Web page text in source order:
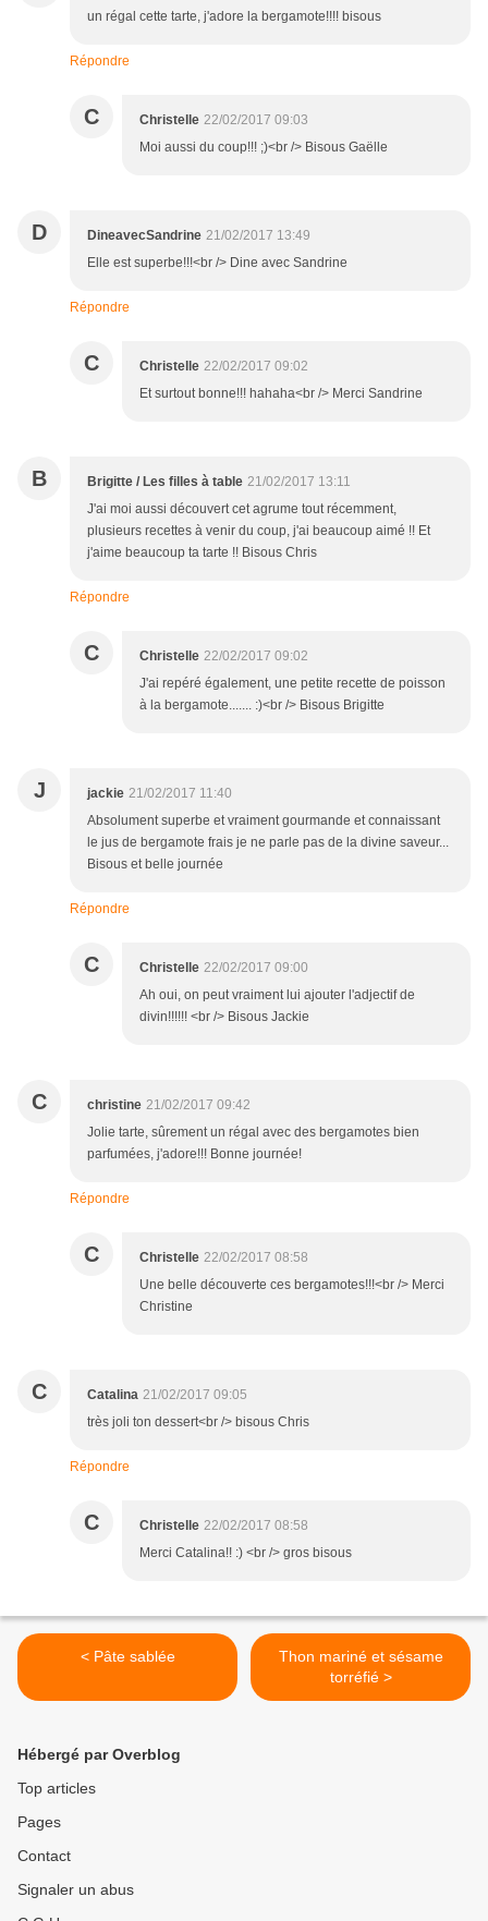
un régal cette tarte, j'adore la bergamote!!!! bisous
Répondre
C Christelle 22/02/2017 09:03
Moi aussi du coup!!! ;)<br /> Bisous Gaëlle
D DineavecSandrine 21/02/2017 13:49
Elle est superbe!!!<br /> Dine avec Sandrine
Répondre
C Christelle 22/02/2017 09:02
Et surtout bonne!!! hahaha<br /> Merci Sandrine
B Brigitte / Les filles à table 21/02/2017 13:11
J'ai moi aussi découvert cet agrume tout récemment,
plusieurs recettes à venir du coup, j'ai beaucoup aimé !! Et
j'aime beaucoup ta tarte !! Bisous Chris
Répondre
C Christelle 22/02/2017 09:02
J'ai repéré également, une petite recette de poisson
à la bergamote....... :)<br /> Bisous Brigitte
J jackie 21/02/2017 11:40
Absolument superbe et vraiment gourmande et connaissant
le jus de bergamote frais je ne parle pas de la divine saveur...
Bisous et belle journée
Répondre
C Christelle 22/02/2017 09:00
Ah oui, on peut vraiment lui ajouter l'adjectif de
divin!!!!!! <br /> Bisous Jackie
C christine 21/02/2017 09:42
Jolie tarte, sûrement un régal avec des bergamotes bien
parfumées, j'adore!!! Bonne journée!
Répondre
C Christelle 22/02/2017 08:58
Une belle découverte ces bergamotes!!!<br /> Merci
Christine
C Catalina 21/02/2017 09:05
très joli ton dessert<br /> bisous Chris
Répondre
C Christelle 22/02/2017 08:58
Merci Catalina!! :) <br /> gros bisous
< Pâte sablée
Thon mariné et sésame
torréfié >
Hébergé par Overblog
Top articles
Pages
Contact
Signaler un abus